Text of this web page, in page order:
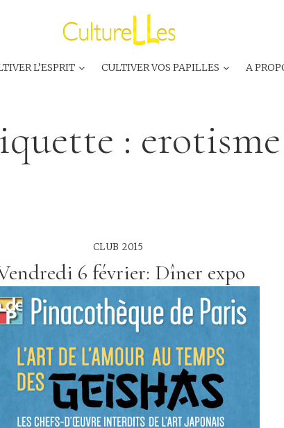
L’ESPRIT CULTIVER VOS PAPILLES A
: erotisme
CLUB 2015
6 février: Dîner expo